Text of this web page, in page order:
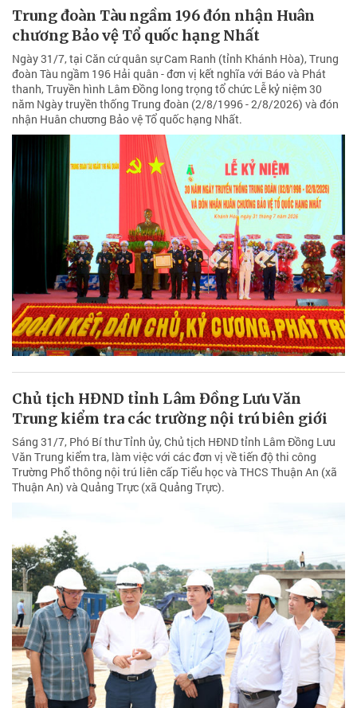
Trung đoàn Tàu ngầm 196 đón nhận Huân
chương Bảo vệ Tổ quốc hạng Nhất
Ngày 31/7, tại Căn cứ quân sự Cam Ranh (tỉnh Khánh Hòa), Trung
đoàn Tàu ngầm 196 Hải quân - đơn vị kết nghĩa với Báo và Phát
thanh, Truyền hình Lâm Đồng long trọng tổ chức Lễ kỷ niệm 30
năm Ngày truyền thống Trung đoàn (2/8/1996 - 2/8/2026) và đón
nhận Huân chương Bảo vệ Tổ quốc hạng Nhất.
Chủ tịch HĐND tỉnh Lâm Đồng Lưu Văn
Trung kiểm tra các trường nội trú biên giới
Sáng 31/7, Phó Bí thư Tỉnh ủy, Chủ tịch HĐND tỉnh Lâm Đồng Lưu
Văn Trung kiểm tra, làm việc với các đơn vị về tiến độ thi công
Trường Phổ thông nội trú liên cấp Tiểu học và THCS Thuận An (xã
Thuận An) và Quảng Trực (xã Quảng Trực).